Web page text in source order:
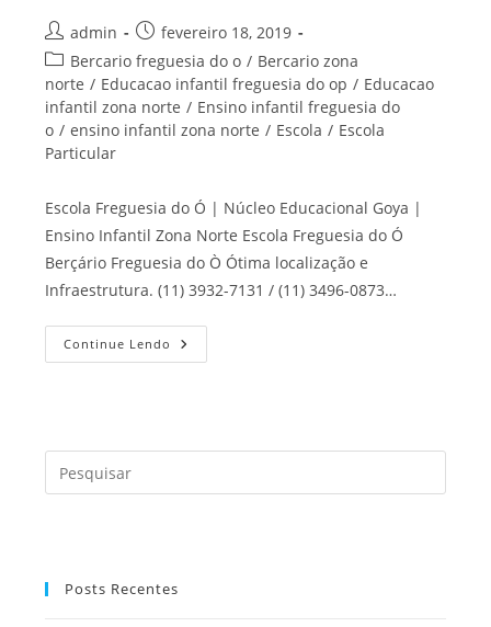
Autor
do
post:
admin
Post
publicado:
fevereiro 18, 2019
Categoria
do
post:
Bercario freguesia do o / Bercario zona
norte / Educacao infantil freguesia do op / Educacao
infantil zona norte / Ensino infantil freguesia do
o / ensino infantil zona norte / Escola / Escola
Particular
Escola Freguesia do Ó | Núcleo Educacional Goya |
Ensino Infantil Zona Norte Escola Freguesia do Ó
Berçário Freguesia do Ò Ótima localização e
Infraestrutura. (11) 3932-7131 / (11) 3496-0873…
Continue Lendo Escola
Freguesia
a
Posts Recentes